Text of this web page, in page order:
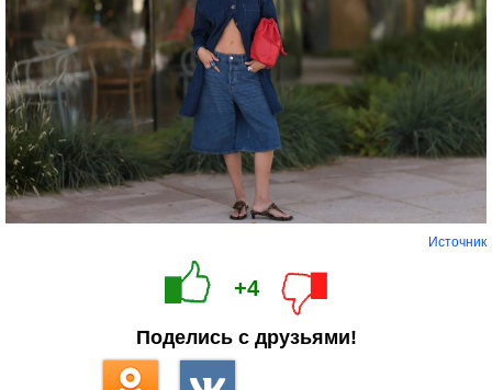
Источник
+4
Поделись с друзьями!